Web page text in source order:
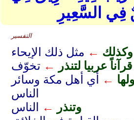
فِي السَّعِيرِ
التفسير
وكذلك ← مثل ذلك الإيحاء
عربيا لتنذر
← تخوّف
←
أي أهل مكة وسائر
الناس
وتنذر
←
الناس